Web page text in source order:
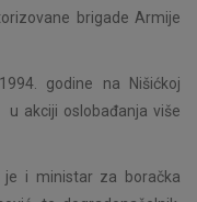
brigade Armije
godine na Nišićkoj
u akciji oslobađanja više
je i ministar za boračka